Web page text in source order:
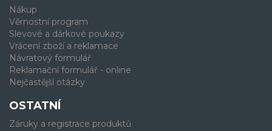
Nákup
Věrnostní program
Slevové a dárkové poukazy
Vrácení zboží a reklamace
Návratový formulář
Reklamační formulář - online
Nejčastější otázky
OSTATNÍ
Záruky a registrace produktů